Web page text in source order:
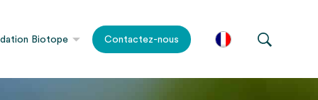
Biotope Contactez-nous